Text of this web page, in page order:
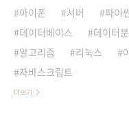
아이폰
서버 파이
데이터베이스
데이터
알고리즘
리눅스
자바스크립트
더보기